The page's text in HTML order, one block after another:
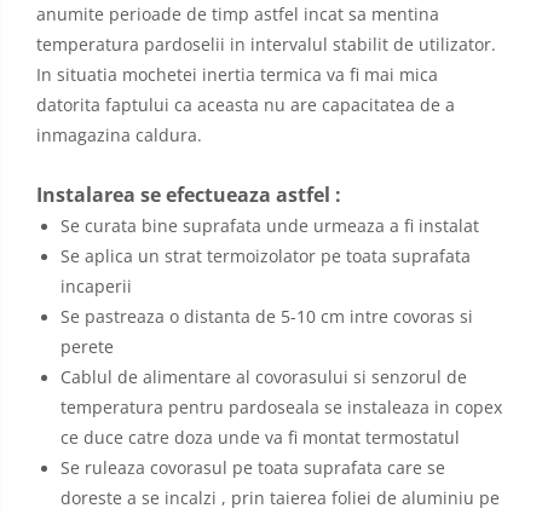
anumite perioade de timp astfel incat sa mentina
temperatura pardoselii in intervalul stabilit de utilizator.
In situatia mochetei inertia termica va fi mai mica
datorita faptului ca aceasta nu are capacitatea de a
inmagazina caldura.
Instalarea se efectueaza astfel :
Se curata bine suprafata unde urmeaza a fi instalat
Se aplica un strat termoizolator pe toata suprafata
incaperii
Se pastreaza o distanta de 5-10 cm intre covoras si
perete
Cablul de alimentare al covorasului si senzorul de
temperatura pentru pardoseala se instaleaza in copex
ce duce catre doza unde va fi montat termostatul
Se ruleaza covorasul pe toata suprafata care se
doreste a se incalzi , prin taierea foliei de aluminiu pe